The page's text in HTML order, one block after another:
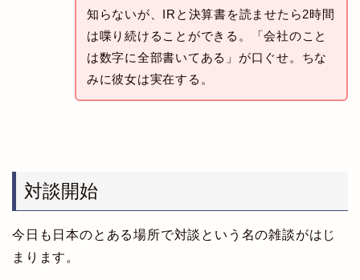
知らないが、IRと決算書を読ませたら2時間
は喋り続けることができる。「会社のこと
は数字に全部書いてある」が口ぐせ。ちな
みに彼女は実在する。
対談開始
今日も日本のとある場所で対談という名の雑談がはじ
まります。